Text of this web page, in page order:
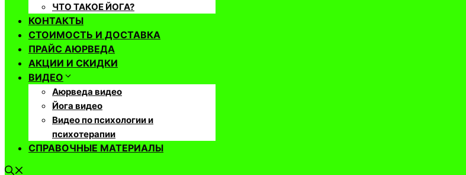
ЧТО ТАКОЕ ЙОГА?
КОНТАКТЫ
СТОИМОСТЬ И ДОСТАВКА
ПРАЙС АЮРВЕДА
АКЦИИ И СКИДКИ
ВИДЕО
Аюрведа видео
Йога видео
Видео по психологии и
психотерапии
СПРАВОЧНЫЕ МАТЕРИАЛЫ